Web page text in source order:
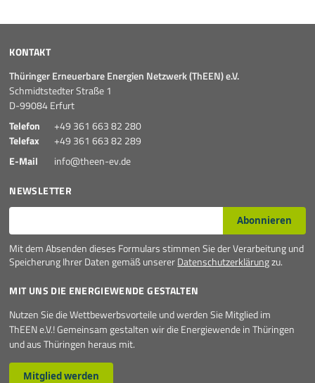
KONTAKT
Thüringer Erneuerbare Energien Netzwerk (ThEEN) e.V.
Schmidtstedter Straße 1
D-99084 Erfurt
Telefon
+49 361 663 82 280
Telefax
+49 361 663 82 289
E-Mail
info@theen-ev.de
NEWSLETTER
E-Mail* Abonnieren
Mit dem Absenden dieses Formulars stimmen Sie der Verarbeitung und
Speicherung Ihrer Daten gemäß unsererDatenschutzerklärungzu.
MIT UNS DIE ENERGIEWENDE GESTALTEN
Nutzen Sie die Wettbewerbsvorteile und werden Sie Mitglied im
ThEEN e.V.! Gemeinsam gestalten wir die Energiewende in Thüringen
und aus Thüringen heraus mit.
Mitglied werden